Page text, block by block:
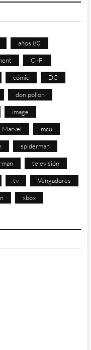
años 80
Ci-Fi
cómic DC
don pollon
image
Marvel mcu
spiderman
televisión
tv Vengadores
xbox